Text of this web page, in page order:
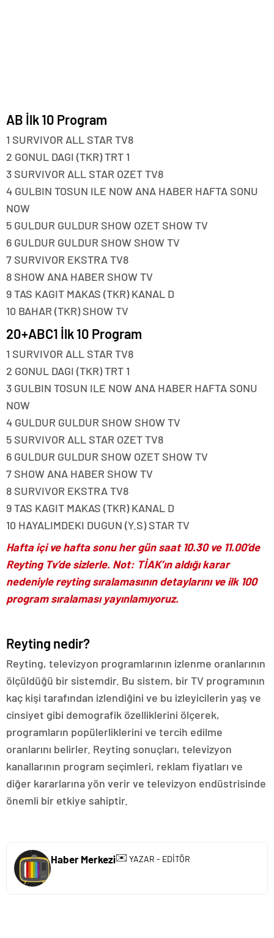
AB İlk 10 Program
1 SURVIVOR ALL STAR TV8
2 GONUL DAGI (TKR) TRT 1
3 SURVIVOR ALL STAR OZET TV8
4 GULBIN TOSUN ILE NOW ANA HABER HAFTA SONU
NOW
5 GULDUR GULDUR SHOW OZET SHOW TV
6 GULDUR GULDUR SHOW SHOW TV
7 SURVIVOR EKSTRA TV8
8 SHOW ANA HABER SHOW TV
9 TAS KAGIT MAKAS (TKR) KANAL D
10 BAHAR (TKR) SHOW TV
20+ABC1 İlk 10 Program
1 SURVIVOR ALL STAR TV8
2 GONUL DAGI (TKR) TRT 1
3 GULBIN TOSUN ILE NOW ANA HABER HAFTA SONU
NOW
4 GULDUR GULDUR SHOW SHOW TV
5 SURVIVOR ALL STAR OZET TV8
6 GULDUR GULDUR SHOW OZET SHOW TV
7 SHOW ANA HABER SHOW TV
8 SURVIVOR EKSTRA TV8
9 TAS KAGIT MAKAS (TKR) KANAL D
10 HAYALIMDEKI DUGUN (Y.S) STAR TV
Hafta içi ve hafta sonu her gün saat 10.30 ve 11.00’de
Reyting Tv’de sizlerle. Not: TİAK’ın aldığı karar
nedeniyle reyting sıralamasının detaylarını ve ilk 100
program sıralaması yayınlamıyoruz.
Reyting nedir?
Reyting, televizyon programlarının izlenme oranlarının
ölçüldüğü bir sistemdir. Bu sistem, bir TV programının
kaç kişi tarafından izlendiğini ve bu izleyicilerin yaş ve
cinsiyet gibi demografik özelliklerini ölçerek,
programların popülerliklerini ve tercih edilme
oranlarını belirler. Reyting sonuçları, televizyon
kanallarının program seçimleri, reklam fiyatları ve
diğer kararlarına yön verir ve televizyon endüstrisinde
önemli bir etkiye sahiptir.
Haber Merkezi✉️ YAZAR - EDİTÖR